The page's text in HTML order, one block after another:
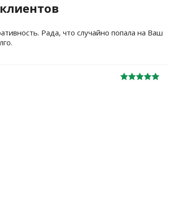
Рада, что случайно попала на Ваш